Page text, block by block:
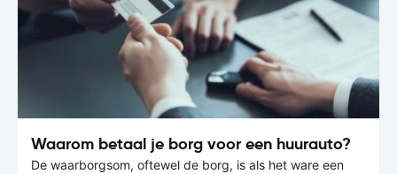
Waarom betaal je borg voor een huurauto?
De waarborgsom, oftewel de borg, is als het ware een